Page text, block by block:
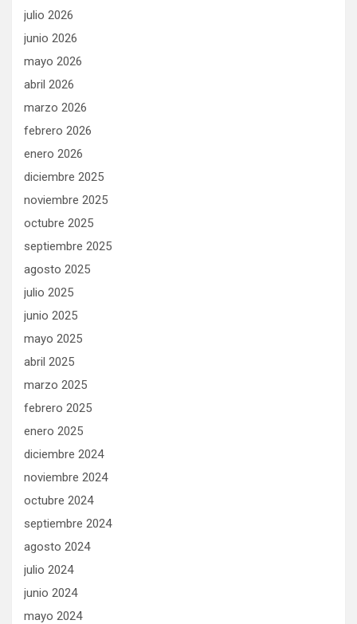
julio 2026
junio 2026
mayo 2026
abril 2026
marzo 2026
febrero 2026
enero 2026
diciembre 2025
noviembre 2025
octubre 2025
septiembre 2025
agosto 2025
julio 2025
junio 2025
mayo 2025
abril 2025
marzo 2025
febrero 2025
enero 2025
diciembre 2024
noviembre 2024
octubre 2024
septiembre 2024
agosto 2024
julio 2024
junio 2024
mayo 2024